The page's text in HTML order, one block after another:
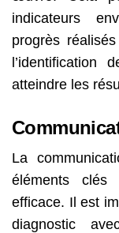
indicateurs
progrès
l’identification
atteindre les
La
éléments clés
efficace. Il est
diagnostic